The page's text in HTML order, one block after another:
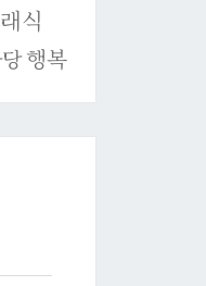
식
행복